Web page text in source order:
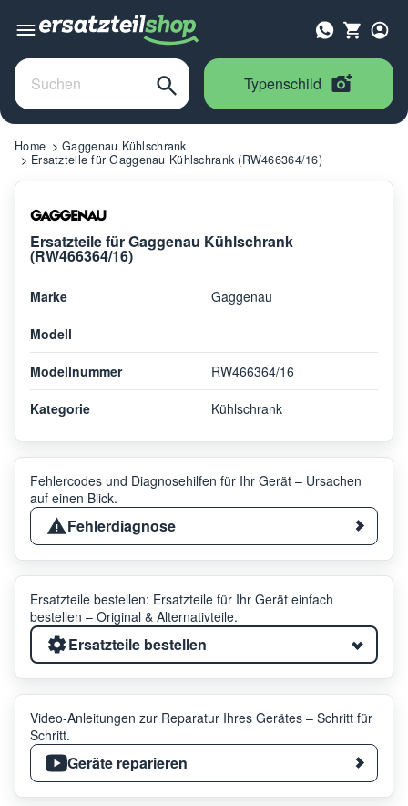
Typenschild
Home
Gaggenau Kühlschrank
Ersatzteile für Gaggenau Kühlschrank (RW466364/16)
Ersatzteile für Gaggenau Kühlschrank
(RW466364/16)
Marke Gaggenau
Modell
Modellnummer RW466364/16
Kategorie Kühlschrank
Fehlercodes und Diagnosehilfen für Ihr Gerät – Ursachen
auf einen Blick.
Fehlerdiagnose
Ersatzteile bestellen: Ersatzteile für Ihr Gerät einfach
bestellen – Original & Alternativteile.
Ersatzteile bestellen
Video-Anleitungen zur Reparatur Ihres Gerätes – Schritt für
Schritt.
Geräte reparieren